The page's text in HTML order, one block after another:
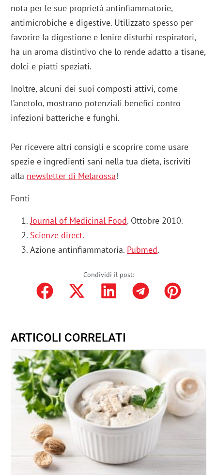
nota per le sue proprietà antinfiammatorie,
antimicrobiche e digestive. Utilizzato spesso per
favorire la digestione e lenire disturbi respiratori,
ha un aroma distintivo che lo rende adatto a tisane,
dolci e piatti speziati.
Inoltre, alcuni dei suoi composti attivi, come
l’anetolo, mostrano potenziali benefici contro
infezioni batteriche e funghi​​.
Per ricevere altri consigli e scoprire come usare
spezie e ingredienti sani nella tua dieta, iscriviti
alla newsletter di Melarossa!
Fonti
Journal of Medicinal Food. Ottobre 2010.
Scienze direct.
Azione antinfiammatoria. Pubmed.
Condividi il post:
ARTICOLI CORRELATI